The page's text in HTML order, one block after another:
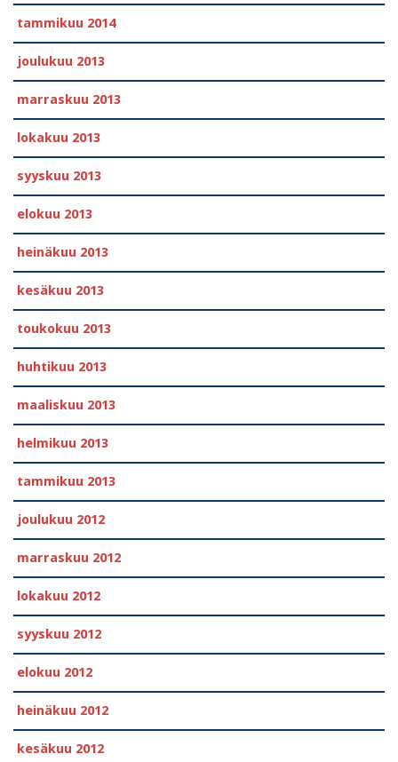
tammikuu 2014
joulukuu 2013
marraskuu 2013
lokakuu 2013
syyskuu 2013
elokuu 2013
heinäkuu 2013
kesäkuu 2013
toukokuu 2013
huhtikuu 2013
maaliskuu 2013
helmikuu 2013
tammikuu 2013
joulukuu 2012
marraskuu 2012
lokakuu 2012
syyskuu 2012
elokuu 2012
heinäkuu 2012
kesäkuu 2012